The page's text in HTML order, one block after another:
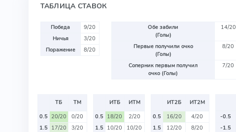
ТАБЛИЦА СТАВОК
Победа
9/20
Ничья
3/20
Поражение
8/20
Обе забили
(Голы)
14/20
Первые получили очко
(Голы)
8/20
Соперник первым получил
очко (Голы)
7/20
ТБ
ТМ
0.5 20/20
0/20
1.5 17/20
3/20
ИТБ
ИТМ
0.5 18/20
2/20
1.5 10/20
10/20
ИТ2Б
ИТ2М
0.5
16/20
4/20
1.5
12/20
8/20
-0.5
-1.5